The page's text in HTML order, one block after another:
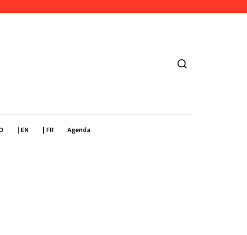
| EN | FR Agenda